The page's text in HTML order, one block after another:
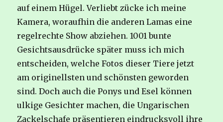
auf einem Hügel. Verliebt zücke ich meine
Kamera, woraufhin die anderen Lamas eine
regelrechte Show abziehen. 1001 bunte
Gesichtsausdrücke später muss ich mich
entscheiden, welche Fotos dieser Tiere jetzt
am originellsten und schönsten geworden
sind. Doch auch die Ponys und Esel können
ulkige Gesichter machen, die Ungarischen
Zackelschafe präsentieren eindrucksvoll ihre